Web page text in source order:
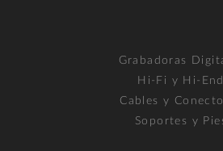
Grabadoras
Hi-Fi y Hi-End
Cables y
Soportes y